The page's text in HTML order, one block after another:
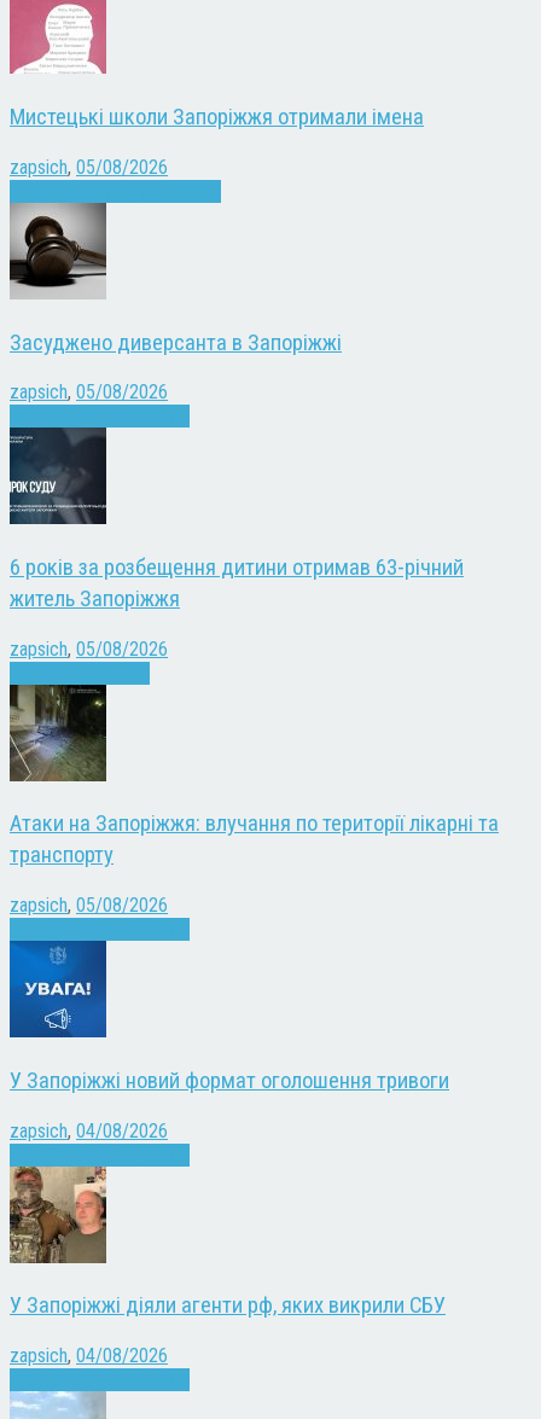
Мистецькі школи Запоріжжя отримали імена
zapsich, 05/08/2026
Засуджено диверсанта в Запоріжжі
zapsich, 05/08/2026
6 років за розбещення дитини отримав 63-річний
житель Запоріжжя
zapsich, 05/08/2026
Атаки на Запоріжжя: влучання по території лікарні та
транспорту
zapsich, 05/08/2026
У Запоріжжі новий формат оголошення тривоги
zapsich, 04/08/2026
У Запоріжжі діяли агенти рф, яких викрили СБУ
zapsich, 04/08/2026